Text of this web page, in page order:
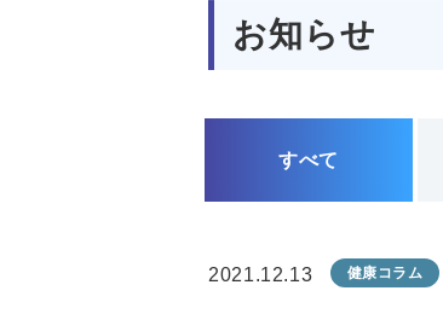
お知らせ
すべて
2021.12.13 健康コラム